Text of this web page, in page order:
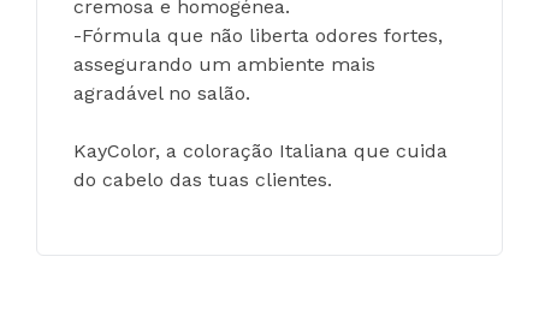
cremosa e homogénea.
-Fórmula que não liberta odores fortes,
assegurando um ambiente mais
agradável no salão.
KayColor, a coloração Italiana que cuida
do cabelo das tuas clientes.